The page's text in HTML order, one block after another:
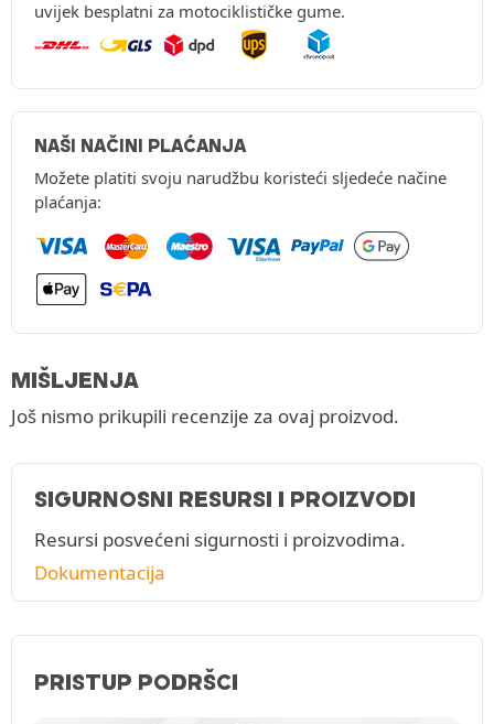
uvijek besplatni za motociklističke gume.
NAŠI NAČINI PLAĆANJA
Možete platiti svoju narudžbu koristeći sljedeće načine
plaćanja:
MIŠLJENJA
Još nismo prikupili recenzije za ovaj proizvod.
SIGURNOSNI RESURSI I PROIZVODI
Resursi posvećeni sigurnosti i proizvodima.
Dokumentacija
PRISTUP PODRŠCI